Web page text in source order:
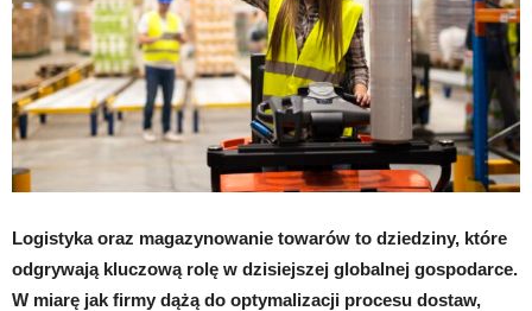
Logistyka oraz magazynowanie towarów to dziedziny, które
odgrywają kluczową rolę w dzisiejszej globalnej gospodarce.
W miarę jak firmy dążą do optymalizacji procesu dostaw,